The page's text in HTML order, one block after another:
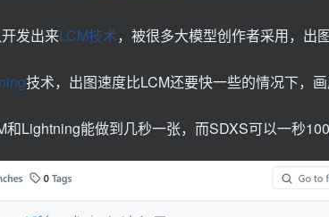
发出来LCM技术，被很多大模型创作者采用，出
技术，出图速度比LCM还要快一些的情况下，画
Lightning能做到几秒一张，而SDXS可以一秒100